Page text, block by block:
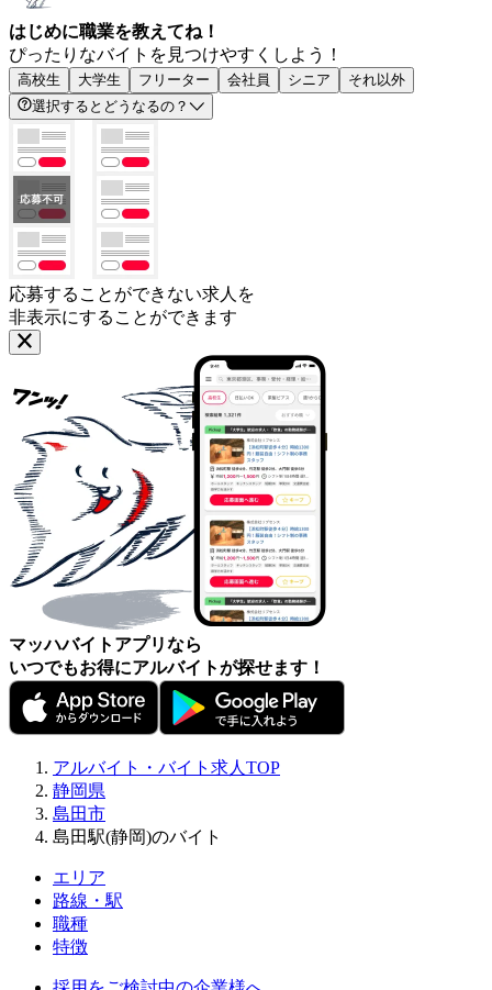
はじめに職業を教えてね！
ぴったりなバイトを見つけやすくしよう！
高校生 大学生 フリーター 会社員 シニア
それ以外
選択するとどうなるの？
応募することができない求人を
非表示にすることができます
マッハバイトアプリなら
いつでもお得にアルバイトが探せます！
アルバイト・バイト求人TOP
静岡県
島田市
島田駅(静岡)のバイト
エリア
路線・駅
職種
特徴